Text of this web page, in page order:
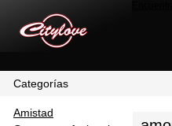
Categorías
Amistad